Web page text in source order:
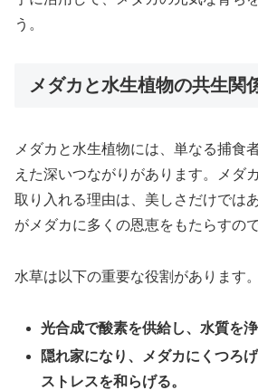
う。
メダカと水生植物の共生関
メダカと水生植物には、単なる捕食
えた深いつながりがあります。メダ
取り入れる理由は、美しさだけでは
がメダカに多くの恩恵をもたらすので
水草は以下の重要な役割があります。
光合成で酸素を供給し、水質を浄
隠れ家になり、メダカにくつろ
ストレスを和らげる。